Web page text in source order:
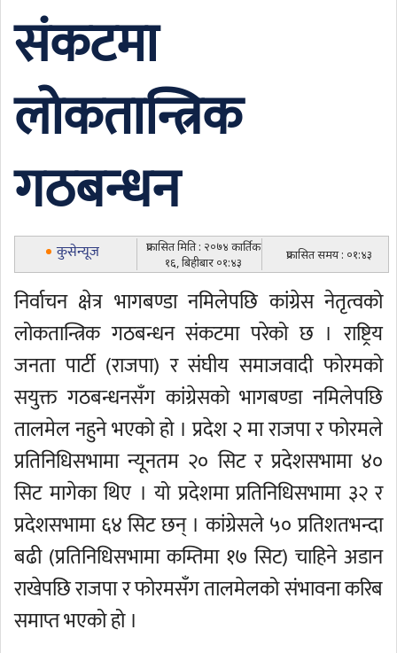
संकटमा
लोकतान्त्रिक
गठबन्धन
कुसेन्यूज
प्रकासित मिति : २०७४ कार्तिक
१६, बिहीबार ०१:४३
प्रकासित समय : ०१:४३
निर्वाचन क्षेत्र भागबण्डा नमिलेपछि कांग्रेस नेतृत्वको
लोकतान्त्रिक गठबन्धन संकटमा परेको छ । राष्ट्रिय
जनता पार्टी (राजपा) र संघीय समाजवादी फोरमको
सयुक्त गठबन्धनसँग कांग्रेसको भागबण्डा नमिलेपछि
तालमेल नहुने भएको हो । प्रदेश २ मा राजपा र फोरमले
प्रतिनिधिसभामा न्यूनतम २० सिट र प्रदेशसभामा ४०
सिट मागेका थिए । यो प्रदेशमा प्रतिनिधिसभामा ३२ र
प्रदेशसभामा ६४ सिट छन् । कांग्रेसले ५० प्रतिशतभन्दा
बढी (प्रतिनिधिसभामा कम्तिमा १७ सिट) चाहिने अडान
राखेपछि राजपा र फोरमसँग तालमेलको संभावना करिब
समाप्त भएको हो ।